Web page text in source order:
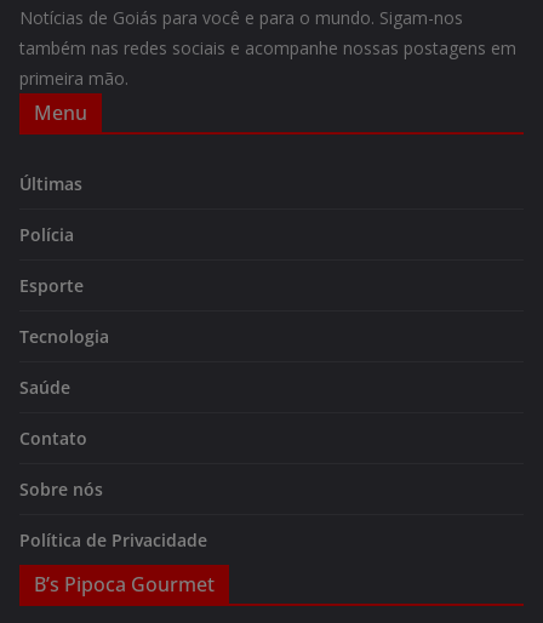
Notícias de Goiás para você e para o mundo. Sigam-nos
também nas redes sociais e acompanhe nossas postagens em
primeira mão.
Menu
Últimas
Polícia
Esporte
Tecnologia
Saúde
Contato
Sobre nós
Política de Privacidade
B’s Pipoca Gourmet